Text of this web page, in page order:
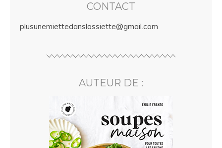
CONTACT
plusunemiettedanslassiette@gmail.com
AUTEUR DE :